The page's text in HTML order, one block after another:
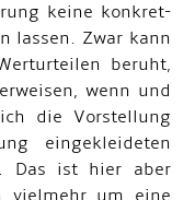
keine konkret-
lassen. Zwar kann
beruht,
wenn und
die Vorstellung
eingekleideten
Das ist hier aber
vielmehr um eine